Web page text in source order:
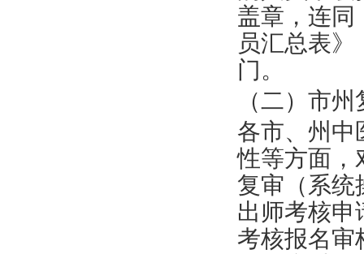
盖章，连同
员汇总表》
门。
（二）市
各市、 州中
性等方面，
复审 （系统
出师考核申
考核报名审